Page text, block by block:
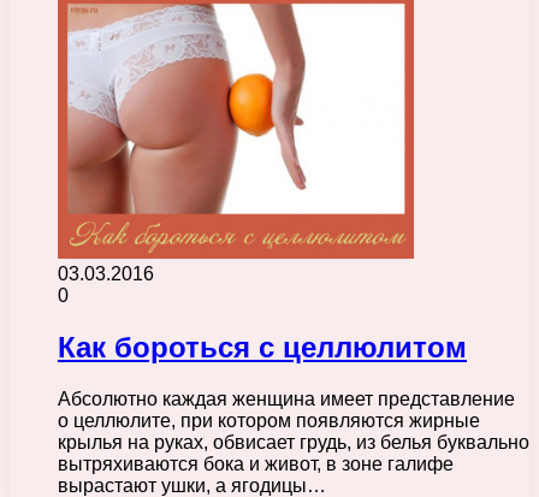
03.03.2016
0
Как бороться с целлюлитом
Абсолютно каждая женщина имеет представление
о целлюлите, при котором появляются жирные
крылья на руках, обвисает грудь, из белья буквально
вытряхиваются бока и живот, в зоне галифе
вырастают ушки, а ягодицы…